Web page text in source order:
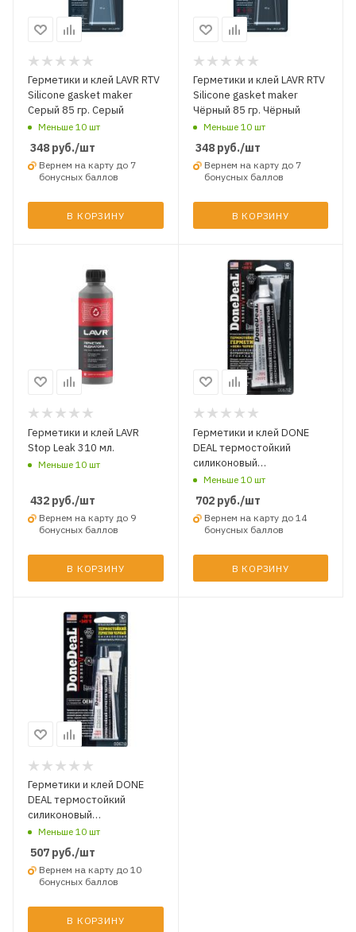
Герметики и клей LAVR RTV
Silicone gasket maker
Серый 85 гр. Серый
Меньше 10 шт
348 руб./шт
Вернем на карту до 7
бонусных баллов
В КОРЗИНУ
Герметики и клей LAVR RTV
Silicone gasket maker
Чёрный 85 гр. Чёрный
Меньше 10 шт
348руб./шт
Вернем на карту до 7
бонусных баллов
В КОРЗИНУ
Герметики и клей LAVR
Stop Leak 310 мл.
Меньше 10 шт
432 руб./шт
Вернем на карту до 9
бонусных баллов
В КОРЗИНУ
Герметики и клей DONE
DEAL термостойкий
силиконовый
формирователь
прокладок Чёрный 85 гр.
Чёрный
Меньше 10 шт
702руб./шт
Вернем на карту до 14
бонусных баллов
В КОРЗИНУ
Герметики и клей DONE
DEAL термостойкий
силиконовый
формирователь
прокладок Чёрный 42,5 мг.
Чёрный
Меньше 10 шт
507 руб./шт
Вернем на карту до 10
бонусных баллов
В КОРЗИНУ